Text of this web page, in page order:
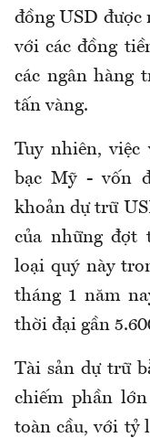
đồng USD được
với các đồng
các ngân hàng
tấn vàng.
Tuy nhiên,
bạc Mỹ - vốn
khoản dự trữ
của những đợt
loại quý này
tháng 1 năm
thời đại gần
Tài sản dự trữ
chiếm phần
toàn cầu, với tỷ